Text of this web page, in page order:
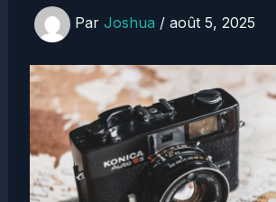
Par Joshua / août 5, 2025